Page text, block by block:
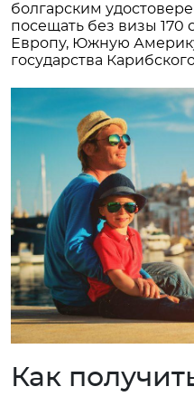
болгарским
посещать без визы 170
Европу, Южную
государства
Как